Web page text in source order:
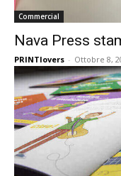
Commercial
Nava Press
PRINTlovers - Ottobre 8,